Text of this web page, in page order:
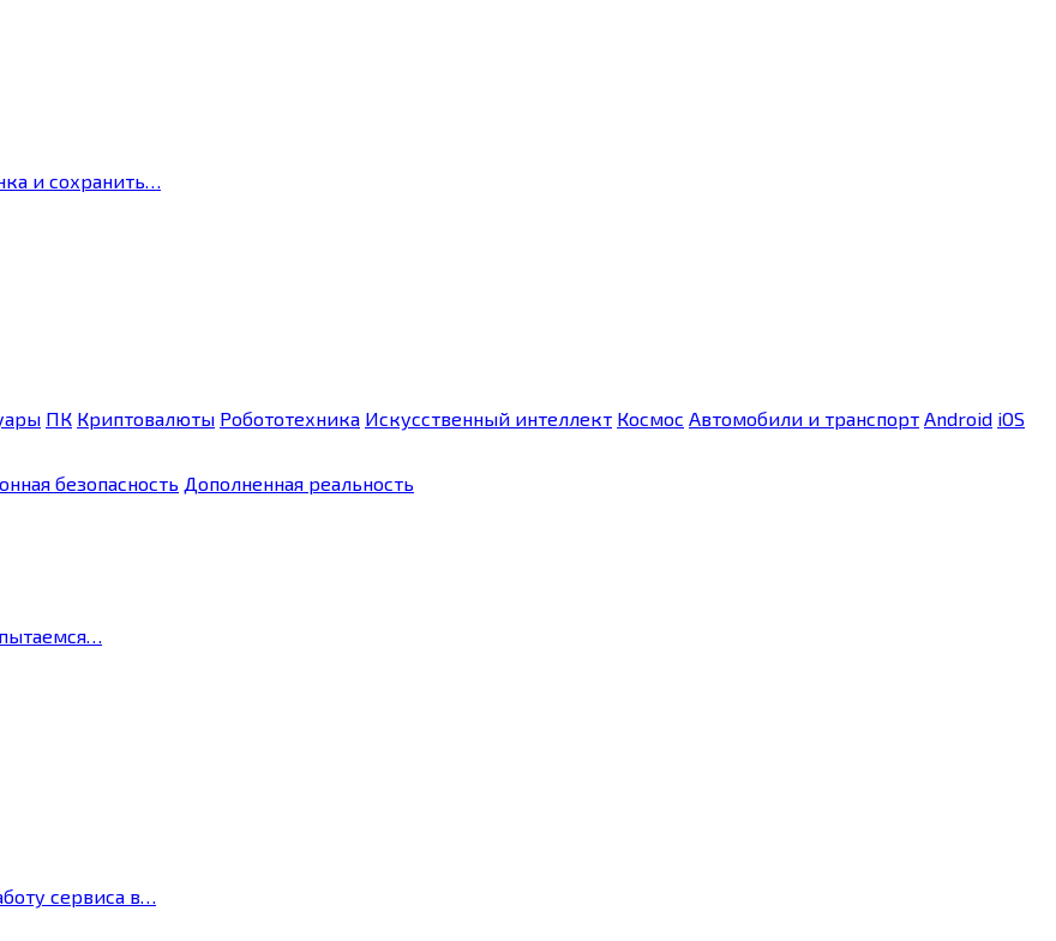
и сохранить…
ПК Криптовалюты Робототехника Искусственный интеллект Космос Автомобили и транспорт Android iOS
безопасность Дополненная реальность
сервиса в…